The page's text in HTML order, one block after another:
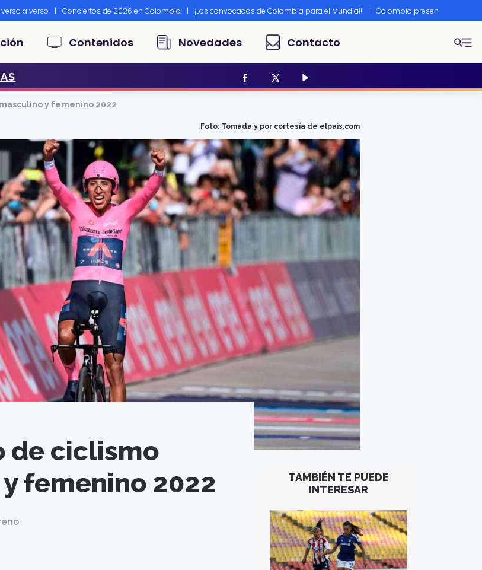
a verso | Conciertos de 2026 en Colombia | ¡Los convocados de Colombia para el Mundial! | Colombia presente en
Contenidos Novedades Contacto
y femenino 2022
Foto: Tomada y por cortesía de elpais.com
de ciclismo
femenino 2022
TAMBIÉN TE PUEDE
INTERESAR